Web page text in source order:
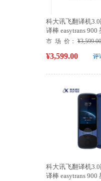
科大讯飞翻译机
译棒 easytrans 900
市 场 价： ¥3,599.00
评
¥3,599.00
科大讯飞翻译机
译棒 easytrans 900